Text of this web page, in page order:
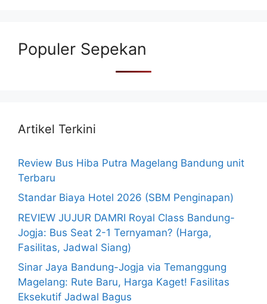
Populer Sepekan
Artikel Terkini
Review Bus Hiba Putra Magelang Bandung unit
Terbaru
Standar Biaya Hotel 2026 (SBM Penginapan)
REVIEW JUJUR DAMRI Royal Class Bandung-
Jogja: Bus Seat 2-1 Ternyaman? (Harga,
Fasilitas, Jadwal Siang)
Sinar Jaya Bandung-Jogja via Temanggung
Magelang: Rute Baru, Harga Kaget! Fasilitas
Eksekutif Jadwal Bagus